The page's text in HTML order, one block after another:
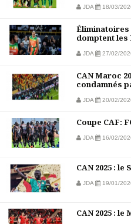
JDA 18/03/
Éliminatoires
domptent les
JDA 27/02/
CAN Maroc
condamnés
JDA 20/02/
Coupe CAF:
JDA 16/02/
CAN 2025 :
JDA 19/01/
CAN 2025 :